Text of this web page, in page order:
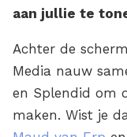
aan jullie te
Achter de
Media nauw
en Splendid om
maken. Wist je